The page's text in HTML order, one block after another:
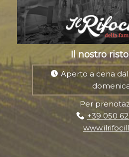
Il nostro
Aperto a cena
Per
+39 050